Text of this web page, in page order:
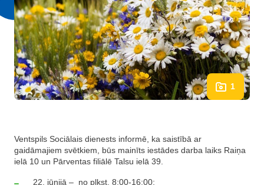
1
Ventspils Sociālais dienests informē, ka saistībā ar
gaidāmajiem svētkiem, būs mainīts iestādes darba laiks Raiņa
ielā 10 un Pārventas filiālē Talsu ielā 39.
22. jūnijā – no plkst. 8:00-16:00;